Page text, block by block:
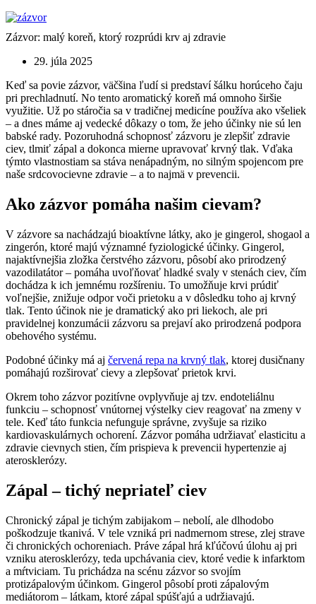
Zázvor: malý koreň, ktorý rozprúdi krv aj zdravie
29. júla 2025
Keď sa povie zázvor, väčšina ľudí si predstaví šálku horúceho čaju
pri prechladnutí. No tento aromatický koreň má omnoho širšie
využitie. Už po stáročia sa v tradičnej medicíne používa ako všeliek
– a dnes máme aj vedecké dôkazy o tom, že jeho účinky nie sú len
babské rady. Pozoruhodná schopnosť zázvoru je zlepšiť zdravie
ciev, tlmiť zápal a dokonca mierne upravovať krvný tlak. Vďaka
týmto vlastnostiam sa stáva nenápadným, no silným spojencom pre
naše srdcovocievne zdravie – a to najmä v prevencii.
Ako zázvor pomáha našim cievam?
V zázvore sa nachádzajú bioaktívne látky, ako je gingerol, shogaol a
zingerón, ktoré majú významné fyziologické účinky. Gingerol,
najaktívnejšia zložka čerstvého zázvoru, pôsobí ako prirodzený
vazodilatátor – pomáha uvoľňovať hladké svaly v stenách ciev, čím
dochádza k ich jemnému rozšíreniu. To umožňuje krvi prúdiť
voľnejšie, znižuje odpor voči prietoku a v dôsledku toho aj krvný
tlak. Tento účinok nie je dramatický ako pri liekoch, ale pri
pravidelnej konzumácii zázvoru sa prejaví ako prirodzená podpora
obehového systému.
Podobné účinky má aj červená repa na krvný tlak, ktorej dusičnany
pomáhajú rozširovať cievy a zlepšovať prietok krvi.
Okrem toho zázvor pozitívne ovplyvňuje aj tzv. endoteliálnu
funkciu – schopnosť vnútornej výstelky ciev reagovať na zmeny v
tele. Keď táto funkcia nefunguje správne, zvyšuje sa riziko
kardiovaskulárnych ochorení. Zázvor pomáha udržiavať elasticitu a
zdravie cievnych stien, čím prispieva k prevencii hypertenzie aj
aterosklerózy.
Zápal – tichý nepriateľ ciev
Chronický zápal je tichým zabijakom – nebolí, ale dlhodobo
poškodzuje tkanivá. V tele vzniká pri nadmernom strese, zlej strave
či chronických ochoreniach. Práve zápal hrá kľúčovú úlohu aj pri
vzniku aterosklerózy, teda upchávania ciev, ktoré vedie k infarktom
a mŕtviciam. Tu prichádza na scénu zázvor so svojím
protizápalovým účinkom. Gingerol pôsobí proti zápalovým
mediátorom – látkam, ktoré zápal spúšťajú a udržiavajú.